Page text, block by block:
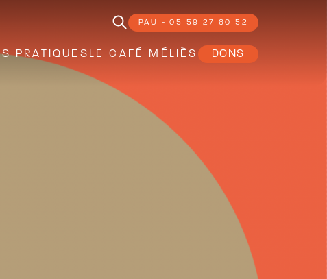
PAU - 05 59 27 60 52
PRATIQUES LE CAFÉ MÉLIÈS DONS